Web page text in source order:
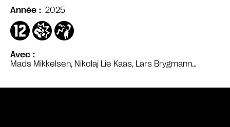
Avec
Mads Mikkelsen, Nikolaj Lie Kaas, Lars Brygmann…
Année
2025